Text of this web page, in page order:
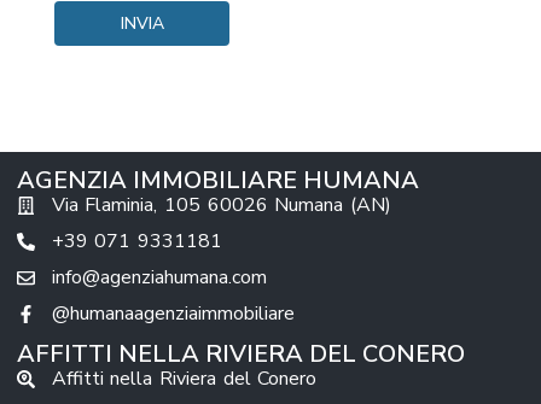
AGENZIA IMMOBILIARE HUMANA
Via Flaminia, 105 60026 Numana (AN)
+39 071 9331181
info@agenziahumana.com
@humanaagenziaimmobiliare
AFFITTI NELLA RIVIERA DEL CONERO
Affitti nella Riviera del Conero